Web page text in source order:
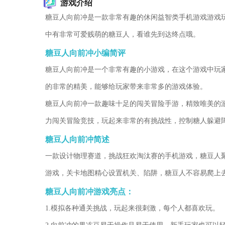
游戏介绍
糖豆人向前冲是一款非常有趣的休闲益智类手机游戏游
中有非常可爱贱萌的糖豆人，看谁先到达终点哦。
糖豆人向前冲小编简评
糖豆人向前冲是一个非常有趣的小游戏，在这个游戏中
的非常的精美，能够给玩家带来非常多的游戏体验。
糖豆人向前冲一款趣味十足的闯关冒险手游，精致唯美
力闯关冒险竞技，玩起来非常的有挑战性，控制糖人躲避
糖豆人向前冲简述
一款设计物理赛道，挑战狂欢淘汰赛的手机游戏，糖豆
游戏，关卡地图精心设置机关、陷阱，糖豆人不容易爬
糖豆人向前冲游戏亮点：
1.模拟各种通关挑战，玩起来很刺激，每个人都喜欢玩。